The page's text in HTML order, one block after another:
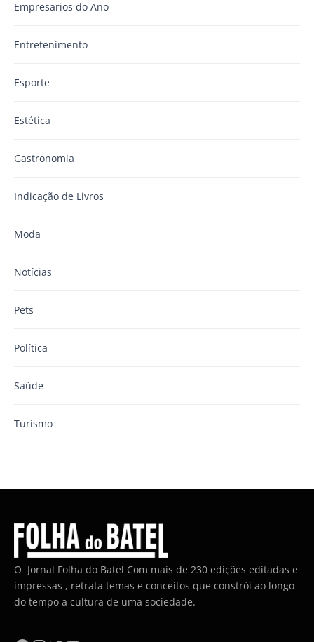
Empresarios do Ano
Entretenimento
Esporte
Estética
Gastronomia
Indicação de Livros
Moda
Notícias
Pets
Política
Saúde
Turismo
O Jornal Folha do Batel Com mais de 230 edições editadas e
impressas , retrata temas e conceitos que constrói ao longo
do tempo a cultura de uma sociedade.